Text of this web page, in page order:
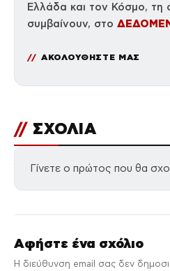
Ελλάδα και τον Κόσμο, τη
συμβαίνουν, στο
ΑΚΟΛΟΥΘΗΣΤΕ ΜΑΣ
// ΣΧΟΛΙΑ
Γίνετε ο πρώτος που θα
Αφήστε ένα σχόλιο
Η διεύθυνση email σας δεν